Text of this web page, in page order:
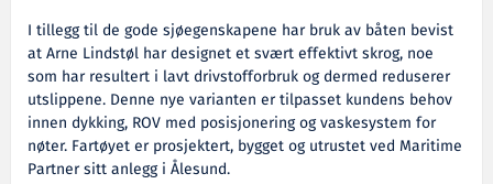
I tillegg til de gode sjøegenskapene har bruk av båten bevist
at Arne Lindstøl har designet et svært effektivt skrog, noe
som har resultert i lavt drivstofforbruk og dermed reduserer
utslippene. Denne nye varianten er tilpasset kundens behov
innen dykking, ROV med posisjonering og vaskesystem for
nøter. Fartøyet er prosjektert, bygget og utrustet ved Maritime
Partner sitt anlegg i Ålesund.